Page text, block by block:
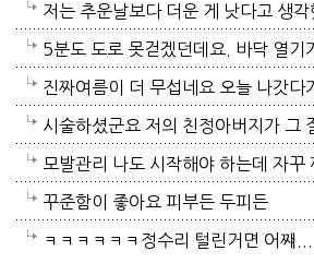
이 가열되면 지구온도는 더 올라갈것
자날것이고 악순환이죠
만 없음 좋겠어요. 여름이 무서워요.
이래도 껴입고 집에 가만있음 되는데
기가 겁나요. 장대비가 한바탕 퍼부
저는 추운날보다 더운 게 낫다고 생각
위는 난생처음 겪는 거라 적응이 안되
아져서 기온이 내려가면 좋겠어요.
5분도 도로 못걷겠던데요. 바닥 열기
지하도로 들어가서 병원근처서 또다
병원갔네요. 두군데를 가느라고 어제
밖에 나가지마요. 쓰러져요.ㅎ쿠팡에
에있는걸로 저도 해결하네요. 처서가
왔음 좋겠어요.근대 당분간 비소식이
진짜여름이 더 무섭네요 오늘 나갓다
택시타고 왔어요 당분간 안나가야겠
햇빛도 덜따갑고 더위도 한풀꺽이던
라로 변할수도 있겠어요 쿠팡에 바람
끼팔던데 그거는 오래는 사용이안되
시술하셨군요 저의 친정아버지가 그
저도 좀 압니다 남자들이 나이먹음 잘
자들이 방광염에 자주 걸리듯이 그병
이여서 조심하셔야 할거에요 남편분
모발관리 나도 시작해야 하는데 자꾸
꾸준함이 좋아요 피부든 두피든
ㅋㅋㅋㅋㅋㅋ정수리 털린거면 어쨰